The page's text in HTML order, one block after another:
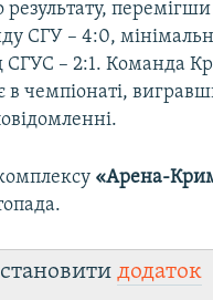
перемігши
СГУ – 4:0,
СГУС – 2:1. Команда
в чемпіонаті,
«Арена-
додаток